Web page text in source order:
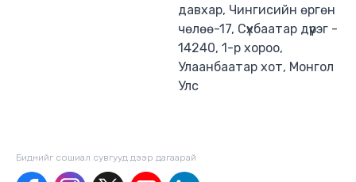
давхар, Чингисийн өргөн
чөлөө-17, Сүхбаатар дүүрэг -
14240, 1-р хороо,
Улаанбаатар хот, Монгол
Улс
Биднийг сошиал сувгууд дээр дагаaрай